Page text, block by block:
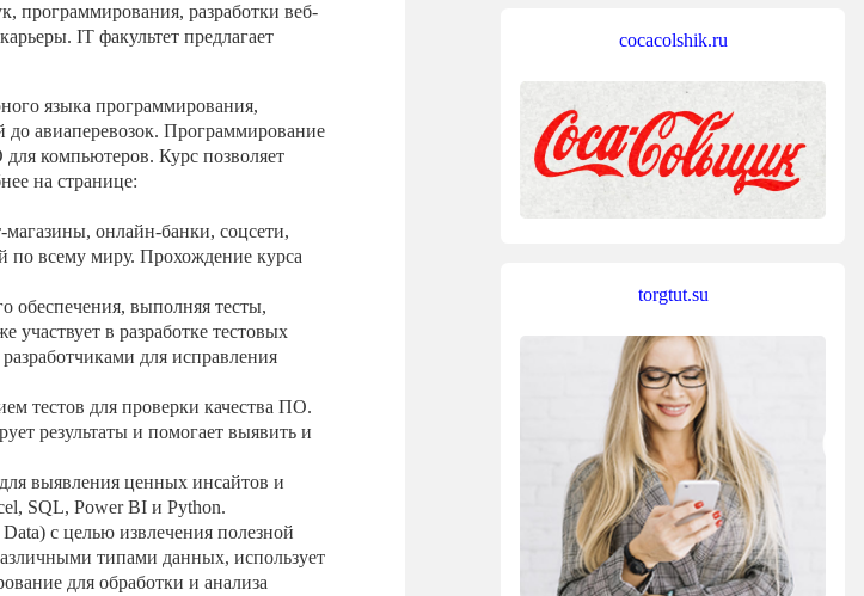
программирования, разработки веб-
IT факультет предлагает
языка программирования,
авиаперевозок. Программирование
компьютеров. Курс позволяет
на странице:
магазины, онлайн-банки, соцсети,
по всему миру. Прохождение курса
обеспечения, выполняя тесты,
в разработке тестовых
для исправления
тестов для проверки качества ПО.
результаты и помогает выявить и
выявления ценных инсайтов и
SQL, Power BI и Python.
с целью извлечения полезной
типами данных, использует
для обработки и анализа
cocacolshik.ru
torgtut.su